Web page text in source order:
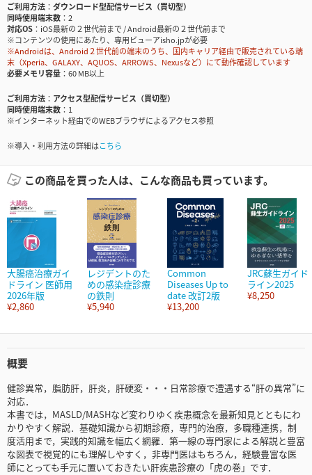
ご利用方法
ダウンロード型配信サービス（買切型）
同時使用端末数
2
対応OS
iOS最新の２世代前まで / Android最新の２世代前まで
※コンテンツの使用にあたり、専用ビューアisho.jpが必要
※Androidは、Android２世代前の端末のうち、国内キャリア経由で販売されている端
末（Xperia、GALAXY、AQUOS、ARROWS、Nexusなど）にて動作確認しています
必要メモリ容量
60 MB以上
ご利用方法
アクセス型配信サービス（買切型）
同時使用端末数
1
※インターネット経由でのWEBブラウザによるアクセス参照
※導入・利用方法の詳細はこちら
この商品を買った人は、こんな商品も買っています。
大腸癌治療ガイ
ドライン 医師用
2026年版
¥2,860
レジデントのた
めの感染症診療
の鉄則
¥5,940
Common
Diseases Up to
date 改訂2版
¥13,200
JRC蘇生ガイド
ライン2025
¥8,250
概要
健診異常，脂肪肝，肝炎，肝硬変・・・日常診療で遭遇する“肝の異常”に
対応．
本書では，MASLD/MASHなど変わりゆく疾患概念を最新知見とともにわ
かりやすく解説．基礎知識から初期診療，専門的治療，多職種連携，制
度活用まで，実践的知識を幅広く網羅．第一線の専門家による解説と豊富
な図表で視覚的にも理解しやすく，非専門医はもちろん，経験豊富な医
師にとっても手元に置いておきたい肝疾患診療の「虎の巻」です．